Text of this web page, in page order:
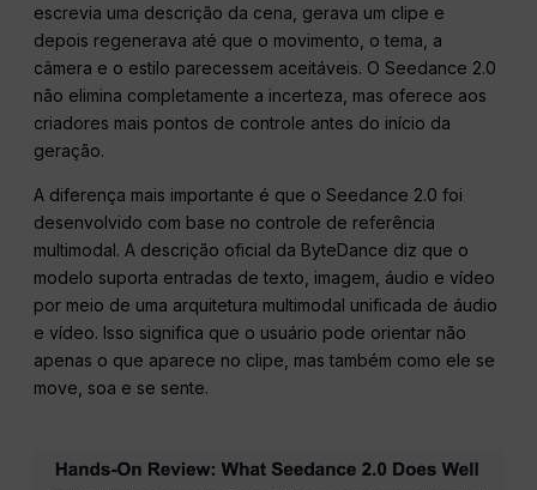
escrevia uma descrição da cena, gerava um clipe e
depois regenerava até que o movimento, o tema, a
câmera e o estilo parecessem aceitáveis. O Seedance 2.0
não elimina completamente a incerteza, mas oferece aos
criadores mais pontos de controle antes do início da
geração.
A diferença mais importante é que o Seedance 2.0 foi
desenvolvido com base no controle de referência
multimodal. A descrição oficial da ByteDance diz que o
modelo suporta entradas de texto, imagem, áudio e vídeo
por meio de uma arquitetura multimodal unificada de áudio
e vídeo. Isso significa que o usuário pode orientar não
apenas o que aparece no clipe, mas também como ele se
move, soa e se sente.